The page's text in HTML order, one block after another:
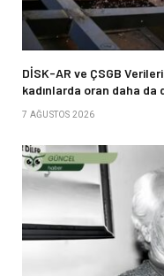
DİSK-AR ve ÇSGB
kadınlarda oran daha da
7 AĞUSTOS 2026